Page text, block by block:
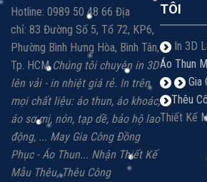
Hotline: 0989 50 48 66 Địa
chỉ: 83 Đường Số 5, Tổ 72, KP6,
Phường Bình Hưng Hòa, Bình Tân,
Tp. HCMChúng tôi chuyên in 3D
lên vải - in nhiệt giá rẻ. In trên
mọi chất liệu: áo thun, áo khoác,
áo sơ mi, nón, tạp dề, bảo hộ lao
động, ... May Gia Công Đồng
Phục - Áo Thun... Nhận Thiết Kế
Mẫu Thêu, Thêu Công
TÔI
In 3D
Áo Thun
Gia
Thêu
Thiết Kế